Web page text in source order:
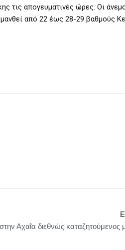
τις απογευματινές ώρες. Οι
από 22 έως 28-29 βαθμούς